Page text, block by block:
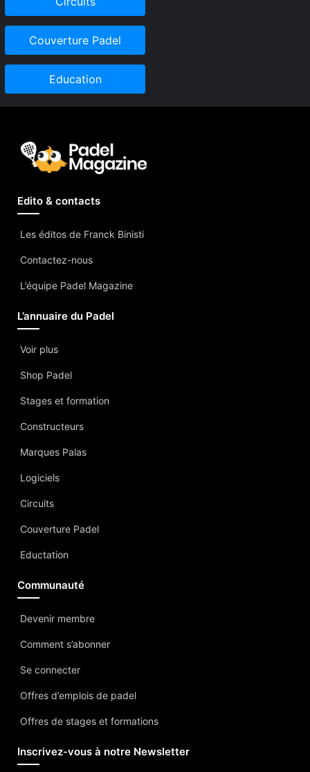
Couverture Padel
Education
Edito & contacts
Les éditos de Franck Binisti
Contactez-nous
L’équipe Padel Magazine
L’annuaire du Padel
Voir plus
Shop Padel
Stages et formation
Constructeurs
Marques Palas
Logiciels
Circuits
Couverture Padel
Eductation
Communauté
Devenir membre
Comment s’abonner
Se connecter
Offres d’emplois de padel
Offres de stages et formations
Inscrivez-vous à notre Newsletter